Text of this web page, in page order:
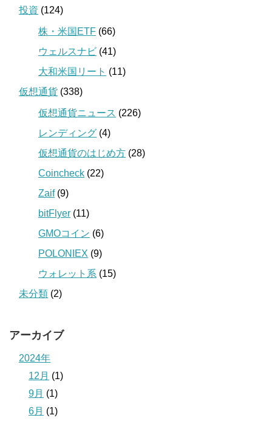
投資 (124)
株・米国ETF (66)
ウェルスナビ (41)
大和米国リート (11)
仮想通貨 (338)
仮想通貨ニュース (226)
レンディング (4)
仮想通貨のはじめ方 (28)
Coincheck (22)
Zaif(9)
bitFlyer (11)
GMOコイン (6)
POLONIEX (9)
ウォレット系 (15)
未分類 (2)
アーカイブ
2024年
12月 (1)
9月 (1)
6月 (1)